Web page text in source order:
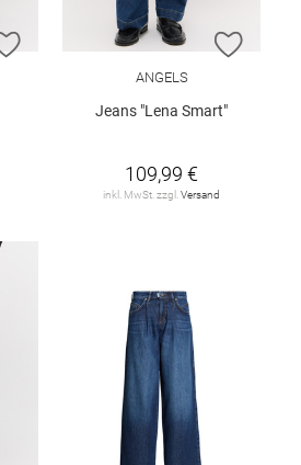
ZUR WUNSCHLISTE HINZUFÜGEN
ZUR
ANGELS
Jeans "Lena Smart"
109,99 €
inkl. MwSt. zzgl. Versand